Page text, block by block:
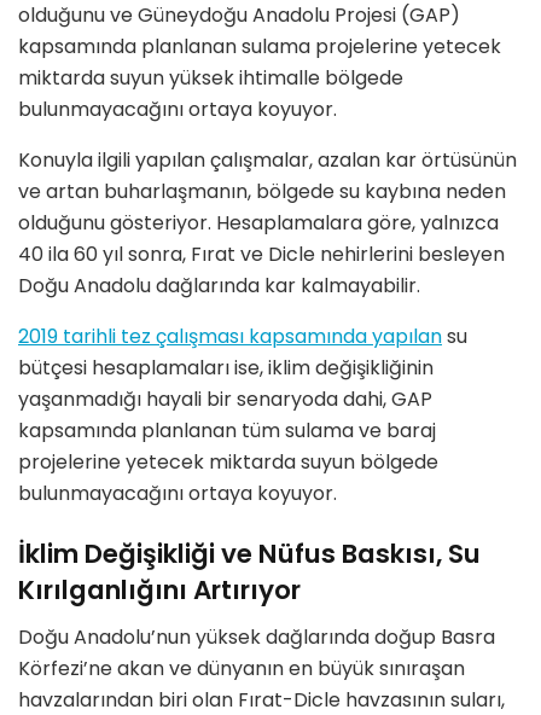
olduğunu ve Güneydoğu Anadolu Projesi (GAP)
kapsamında planlanan sulama projelerine yetecek
miktarda suyun yüksek ihtimalle bölgede
bulunmayacağını ortaya koyuyor.
Konuyla ilgili yapılan çalışmalar, azalan karörtüsünün
ve artan buharlaşmanın, bölgede su kaybına neden
olduğunu gösteriyor. Hesaplamalara göre, yalnızca
40 ila 60 yıl sonra, Fırat ve Dicle nehirlerini besleyen
Doğu Anadolu dağlarında kar kalmayabilir.
2019 tarihli tez çalışması kapsamında yapılansu
bütçesi hesaplamaları ise, iklim değişikliğinin
yaşanmadığı hayali bir senaryoda dahi, GAP
kapsamında planlanan tüm sulama ve baraj
projelerine yetecek miktardasuyun bölgede
bulunmayacağınıortaya koyuyor.
İklim Değişikliği ve Nüfus Baskısı, Su
Kırılganlığını Artırıyor
Doğu Anadolu’nun yüksek dağlarında doğup Basra
Körfezi’ne akan ve dünyanın en büyük sınıraşan
havzalarından biri olan Fırat-Dicle havzasının suları,